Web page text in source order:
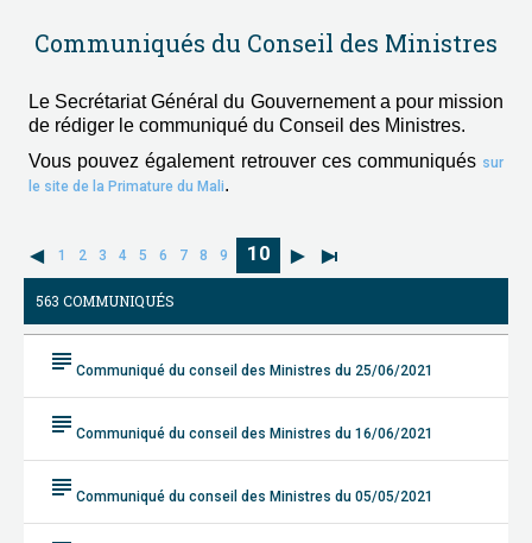
Communiqués du Conseil des Ministres
Le Secrétariat Général du Gouvernement a pour mission
de rédiger le communiqué du Conseil des Ministres.
Vous pouvez également retrouver ces communiqués sur
le site de la Primature du Mali.
1 2 3 4 5 6 7 8 9 10
563 COMMUNIQUÉS
subject Communiqué du conseil des Ministres du 25/06/2021
subject Communiqué du conseil des Ministres du 16/06/2021
subject Communiqué du conseil des Ministres du 05/05/2021